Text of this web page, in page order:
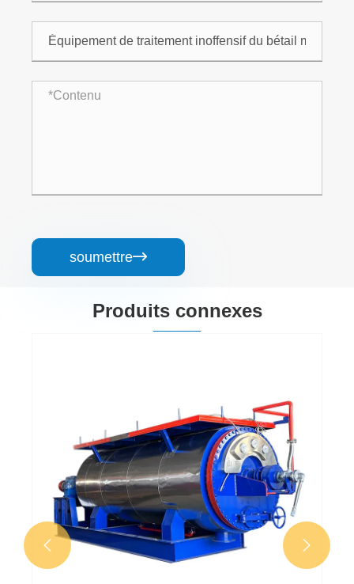
soumettre
Produits connexes
Voir plus >>
 